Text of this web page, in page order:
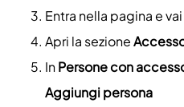
Entra nella pagina e vai
Apri la sezione
InPersone con
Aggiungi persona